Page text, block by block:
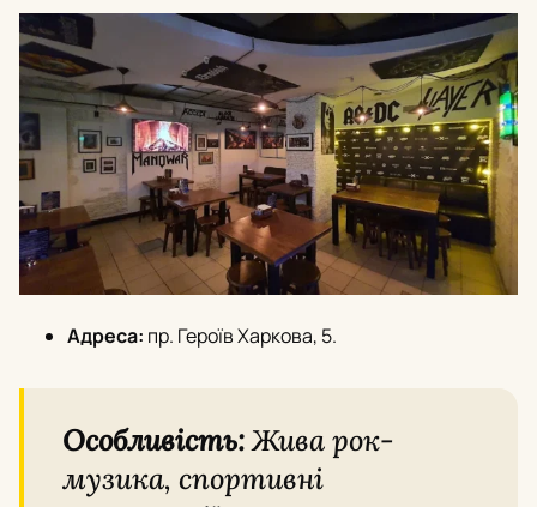
Адреса: пр. Героїв Харкова, 5.
Особливість:Жива рок-
музика, спортивні